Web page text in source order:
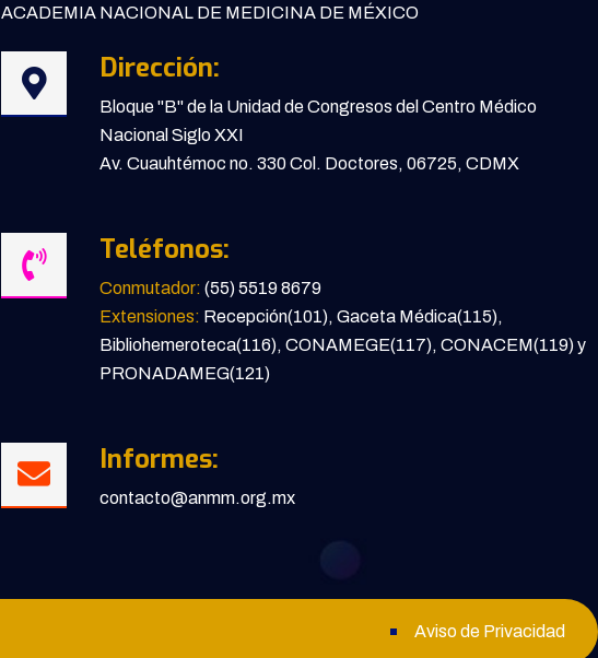
ACADEMIA NACIONAL DE MEDICINA DE MÉXICO
Dirección:
Bloque "B" de la Unidad de Congresos del Centro Médico
Nacional Siglo XXI
Av. Cuauhtémoc no. 330 Col. Doctores, 06725, CDMX
Teléfonos:
Conmutador: (55) 5519 8679
Extensiones: Recepción(101), Gaceta Médica(115),
Bibliohemeroteca(116), CONAMEGE(117), CONACEM(119) y
PRONADAMEG(121)
Informes:
contacto@anmm.org.mx
Aviso de Privacidad